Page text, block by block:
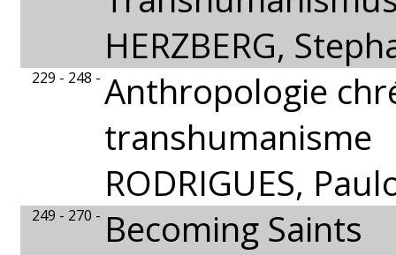
HERZBERG,
229 - 248 - Anthropologie
transhumanisme
RODRIGUES,
249 - 270 - Becoming Saints